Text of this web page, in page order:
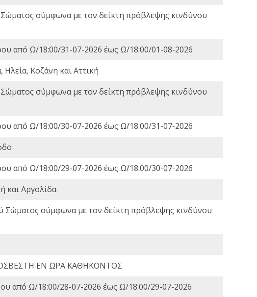
σύμφωνα με τον δείκτη πρόβλεψης κινδύνου
από Ω/18:00/31-07-2026 έως Ω/18:00/01-08-2026
Κοζάνη και Αττική
σύμφωνα με τον δείκτη πρόβλεψης κινδύνου
από Ω/18:00/30-07-2026 έως Ω/18:00/31-07-2026
από Ω/18:00/29-07-2026 έως Ω/18:00/30-07-2026
και Αργολίδα
Σώματος σύμφωνα με τον δείκτη πρόβλεψης κινδύνου
ΕΝ ΩΡΑ ΚΑΘΗΚΟΝΤΟΣ
από Ω/18:00/28-07-2026 έως Ω/18:00/29-07-2026